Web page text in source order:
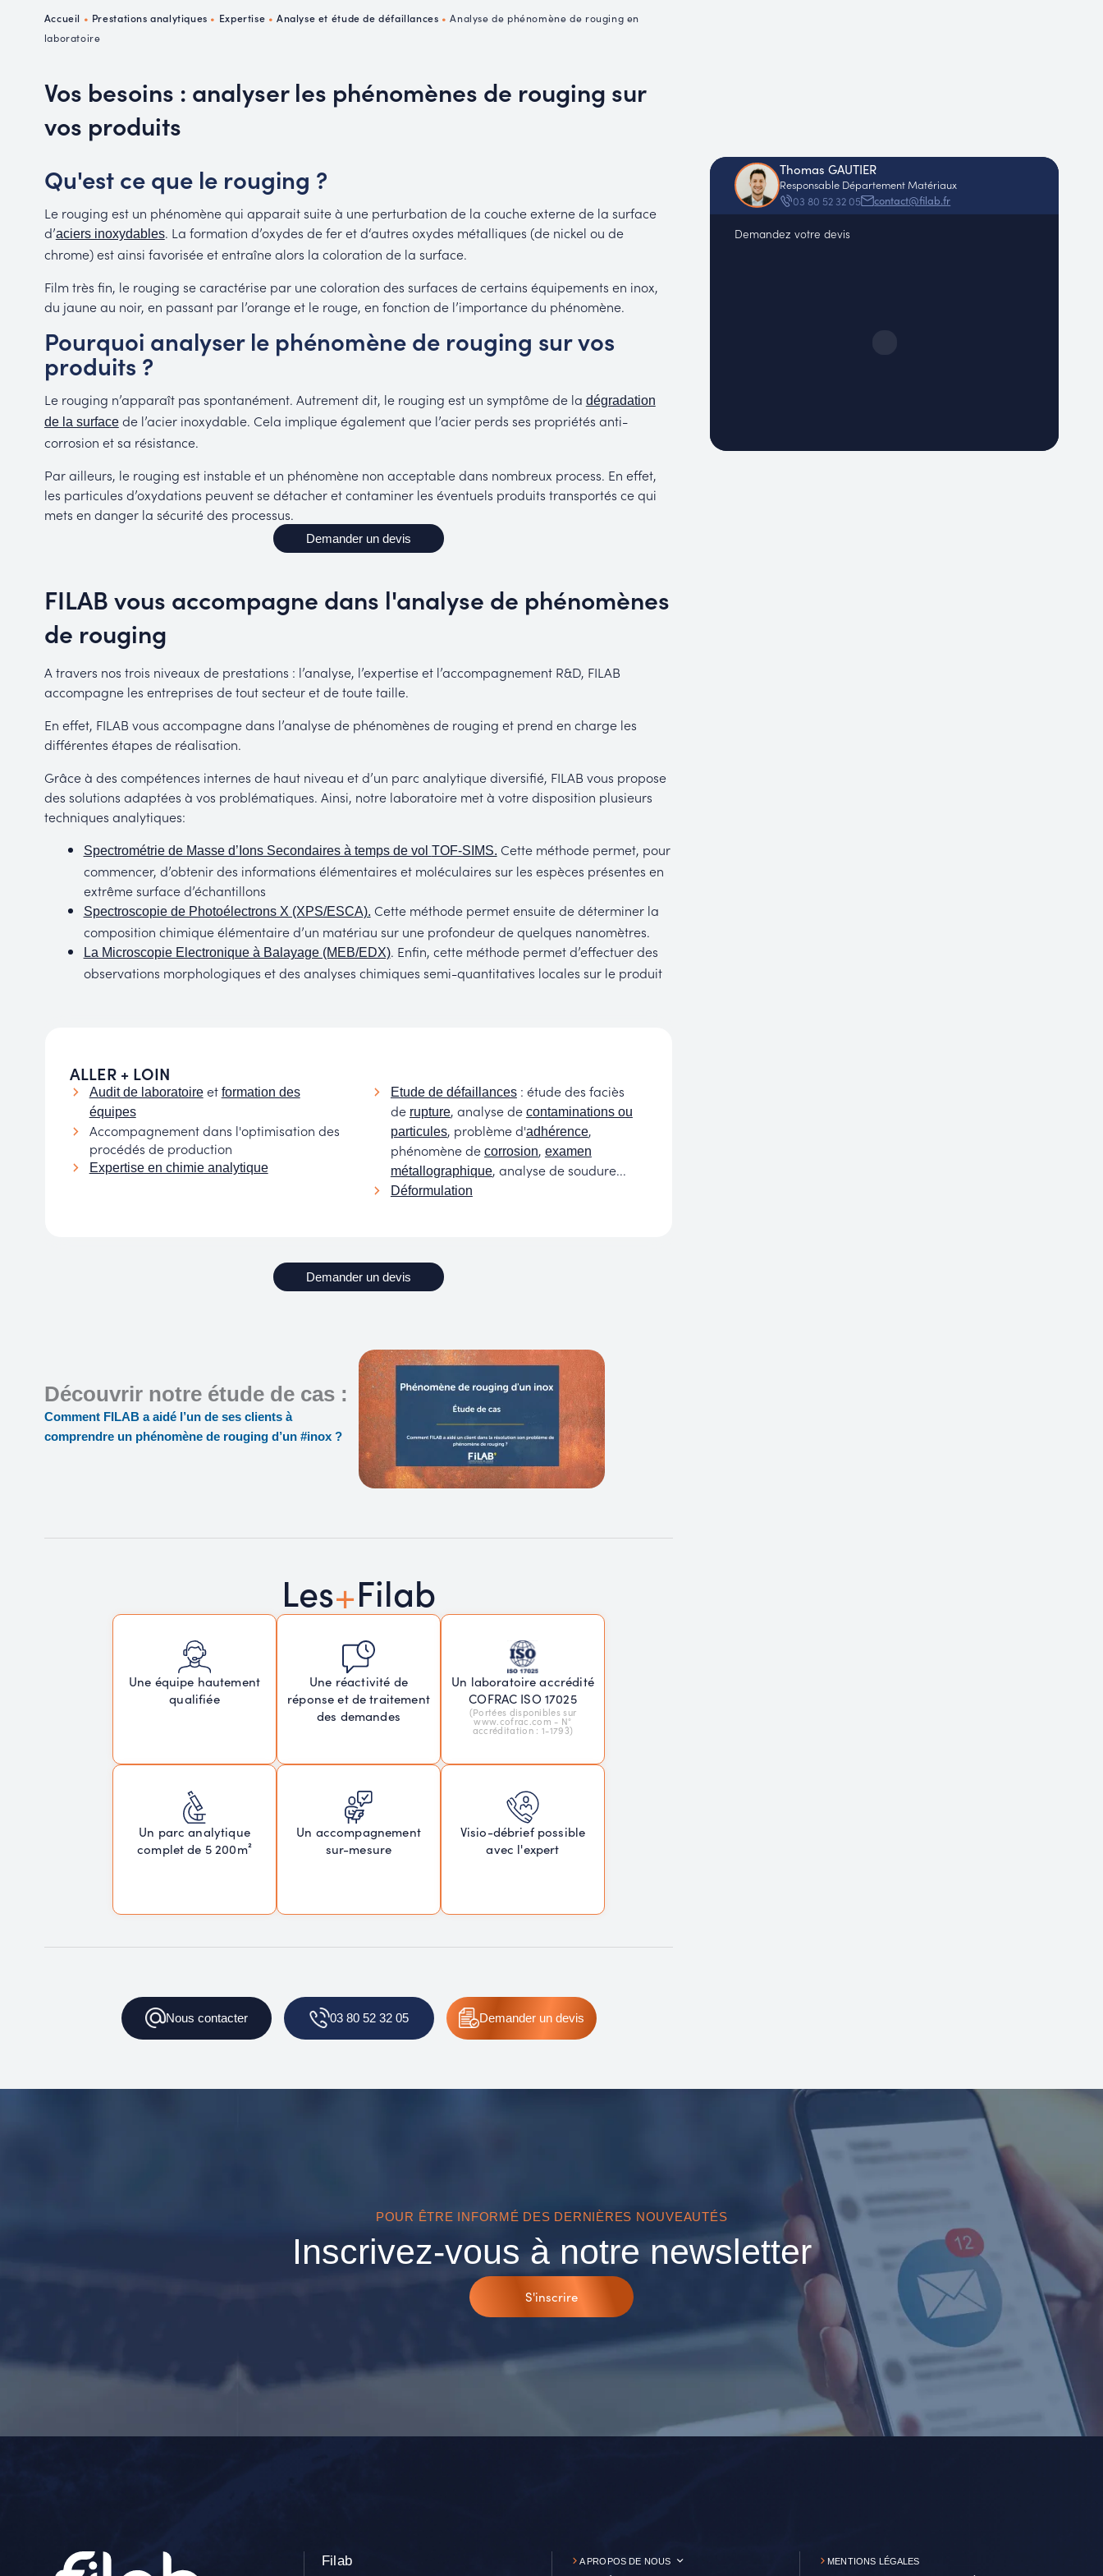
PMUC
Accueil • Prestations analytiques • Expertise • Analyse et étude de défaillances •Analyse de phénomène de rouging en
laboratoire
Vos besoins : analyser les phénomènes de rouging sur
vos produits
Qu'est ce que le rouging ?
Le rouging est un phénomène qui apparait suite à une perturbation de la couche externe de la surface
d’aciers inoxydables. La formation d’oxydes de fer et d‘autres oxydes métalliques (de nickel ou de
chrome) est ainsi favorisée et entraîne alors la coloration de la surface.
Film très fin, le rouging se caractérise par une coloration des surfaces de certains équipements en inox,
du jaune au noir, en passant par l’orange et le rouge, en fonction de l’importance du phénomène.
Pourquoi analyser le phénomène de rouging sur vos
produits ?
Le rouging n’apparaît pas spontanément. Autrement dit, le rouging est un symptôme de la dégradation
de la surfacede l’acier inoxydable. Cela implique également que l’acier perds ses propriétés anti-
corrosion et sa résistance.
Par ailleurs, le rouging est instable et un phénomène non acceptable dans nombreux process. En effet,
les particules d’oxydations peuvent se détacher et contaminer les éventuels produits transportés ce qui
mets en danger la sécurité des processus.
Demander un devis
FILAB vous accompagne dans l'analyse de phénomènes
de rouging
A travers nos trois niveaux de prestations : l’analyse, l’expertise et l’accompagnement R&D, FILAB
accompagne les entreprises de tout secteur et de toute taille.
En effet, FILAB vous accompagne dans l’analyse de phénomènes de rouging et prend en charge les
différentes étapes de réalisation.
Grâce à des compétences internes de haut niveau et d’un parc analytique diversifié, FILAB vous propose
des solutions adaptées à vos problématiques. Ainsi, notre laboratoire met à votre disposition plusieurs
techniques analytiques:
Spectrométrie de Masse d’Ions Secondaires à temps de vol TOF-SIMS. Cette méthode permet, pour
commencer, d’obtenir des informations élémentaires et moléculaires sur les espèces présentes en
extrême surface d’échantillons
Spectroscopie de Photoélectrons X (XPS/ESCA). Cette méthode permet ensuite de déterminer la
composition chimique élémentaire d’un matériau sur une profondeur de quelques nanomètres.
La Microscopie Electronique à Balayage (MEB/EDX). Enfin, cette méthode permet d’effectuer des
observations morphologiques et des analyses chimiques semi-quantitatives locales sur le produit
ALLER + LOIN
Audit de laboratoireet formation des
équipes
Accompagnement dans l'optimisation des
procédés de production
Expertise en chimie analytique
Etude de défaillances: étude des faciès
de rupture, analyse de contaminations ou
particules, problème d'adhérence,
phénomène de corrosion, examen
métallographique, analyse de soudure...
Déformulation
Demander un devis
Découvrir notre étude de cas :
Comment FILAB a aidé l’un de ses clients à
comprendre un phénomène de rouging d’un #inox ?
Les+Filab
Une équipe hautement
qualifiée
Une réactivité de
réponse et de traitement
des demandes
Un laboratoire accrédité
COFRAC ISO 17025
(Portées disponibles sur
www.cofrac.com - N°
accréditation : 1-1793)
Un parc analytique
complet de 5 200m²
Un accompagnement
sur-mesure
Visio-débrief possible
avec l'expert
Nous contacter 03 80 52 32 05 Demanderun devis
Thomas GAUTIER
Responsable Département Matériaux
03 80 52 32 05
contact@filab.fr
Demandez votre devis
POUR ÊTRE INFORMÉ DES DERNIÈRES NOUVEAUTÉS
Inscrivez-vous à notre newsletter
S'inscrire
Filab
A PROPOS DE NOUS
MENTIONS LÉGALES